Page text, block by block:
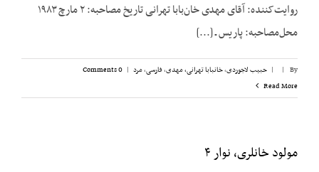
روایت‌کننده: آقای مهدی خان‌بابا تهرانی تاریخ مصاحبه: ۲ مارچ ۱۹۸۳
محل‌مصاحبه: پاریس ـ [...]
By
|
| حبیب لاجوردی,خانبابا تهرانی، مهدی,فارسی,مرد |
0 Comments
Read More
مولود خانلری، نوار ۴